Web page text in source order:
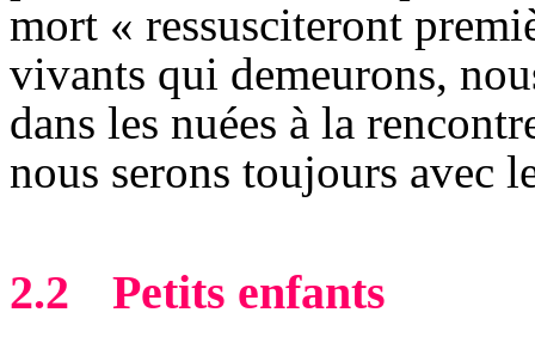
mort « ressusciteront
vivants qui demeurons,
dans les nuées à la
nous serons toujours avec
2.2 Petits enfants